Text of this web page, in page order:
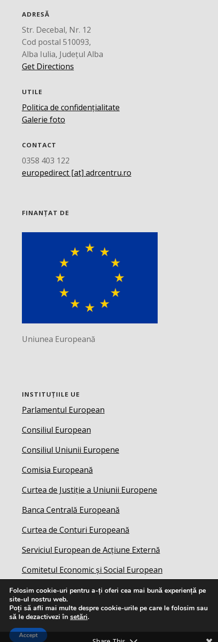
ADRESĂ
Str. Decebal, Nr. 12
Cod postal 510093,
Alba Iulia, Județul Alba
Get Directions
UTILE
Politica de confidențialitate
Galerie foto
CONTACT
0358 403 122
europedirect [at] adrcentru.ro
FINANȚAT DE
Uniunea Europeană
INSTITUȚIILE UE
Parlamentul European
Consiliul European
Consiliul Uniunii Europene
Comisia Europeană
Curtea de Justiție a Uniunii Europene
Banca Centrală Europeană
Curtea de Conturi Europeană
Serviciul European de Acțiune Externă
Comitetul Economic și Social European
Folosim cookie-uri pentru a-ți oferi cea mai bună experiență pe
site-ul nostru web.
Poți să afli mai multe despre cookie-urile pe care le folosim sau
să le dezactivezi în setări.
Accept